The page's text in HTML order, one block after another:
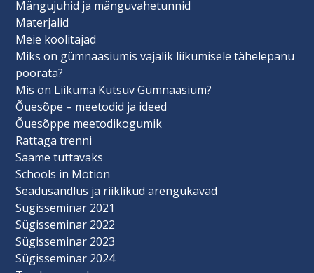
Mängujuhid ja mänguvahetunnid
Materjalid
Meie koolitajad
Miks on gümnaasiumis vajalik liikumisele tähelepanu
pöörata?
Mis on Liikuma Kutsuv Gümnaasium?
Õuesõpe – meetodid ja ideed
Õuesõppe meetodikogumik
Rattaga trenni
Saame tuttavaks
Schools in Motion
Seadusandlus ja riiklikud arengukavad
Sügisseminar 2021
Sügisseminar 2022
Sügisseminar 2023
Sügisseminar 2024